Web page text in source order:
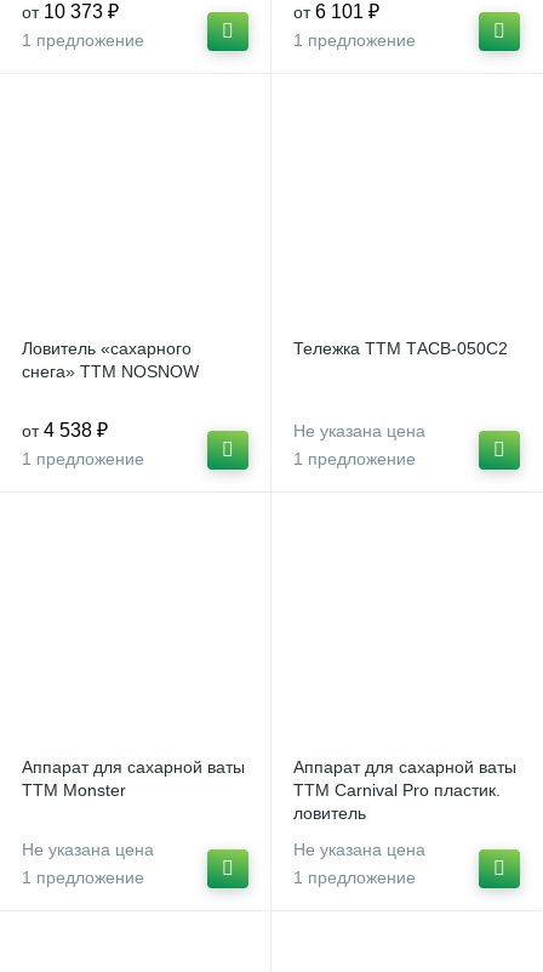
от 10 373 ₽
1 предложение
от 6 101 ₽
1 предложение
Ловитель «сахарного
снега» ТТМ NOSNOW
от 4 538 ₽
1 предложение
Тележка ТТМ ТАСВ-050С2
Не указана цена
1 предложение
Аппарат для сахарной ваты
ТТМ Monster
Не указана цена
1 предложение
Аппарат для сахарной ваты
ТТМ Carnival Pro пластик.
ловитель
Не указана цена
1 предложение